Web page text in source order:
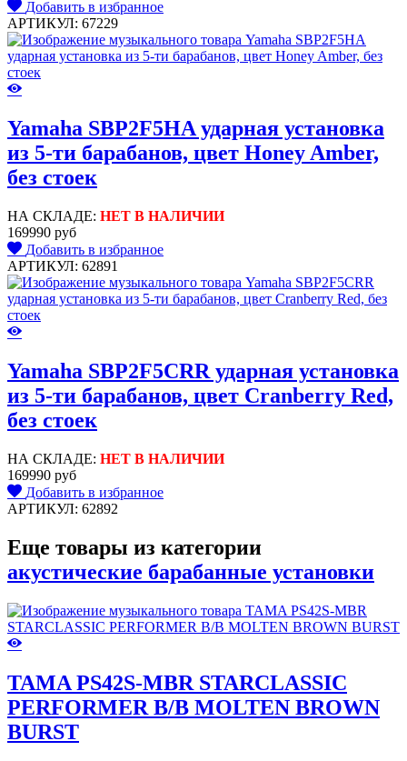
Добавить в избранное
АРТИКУЛ: 67229
Yamaha SBP2F5HA ударная установка
из 5-ти барабанов, цвет Honey Amber,
без стоек
НА СКЛАДЕ: НЕТ В НАЛИЧИИ
169990 руб
Добавить в избранное
АРТИКУЛ: 62891
Yamaha SBP2F5CRR ударная установка
из 5-ти барабанов, цвет Cranberry Red,
без стоек
НА СКЛАДЕ: НЕТ В НАЛИЧИИ
169990 руб
Добавить в избранное
АРТИКУЛ: 62892
Еще товары из категории
акустические барабанные установки
TAMA PS42S-MBR STARCLASSIC
PERFORMER B/B MOLTEN BROWN
BURST